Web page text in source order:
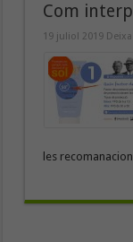
Com
19 juliol 2019
les